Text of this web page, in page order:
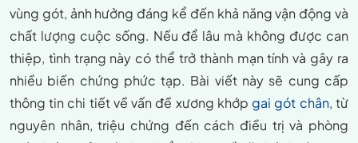
vùng gót, ảnh hưởng đáng kể đến khả năng vận động và
chất lượng cuộc sống. Nếu để lâu mà không được can
thiệp, tình trạng này có thể trở thành mạn tính và gây ra
nhiều biến chứng phức tạp. Bài viết này sẽ cung cấp
thông tin chi tiết về vấn đề xương khớp gai gót chân, từ
nguyên nhân, triệu chứng đến cách điều trị và phòng